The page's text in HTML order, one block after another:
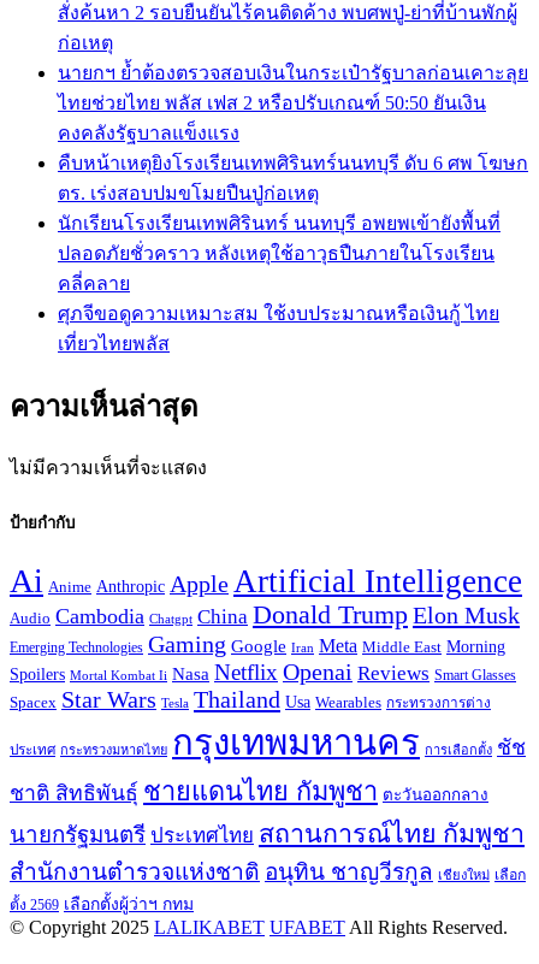
สั่งค้นหา 2 รอบยืนยันไร้คนติดค้าง พบศพปู่-ย่าที่บ้านพักผู้
ก่อเหตุ
นายกฯ ย้ำต้องตรวจสอบเงินในกระเป๋ารัฐบาลก่อนเคาะลุย
ไทยช่วยไทย พลัส เฟส 2 หรือปรับเกณฑ์ 50:50 ยันเงิน
คงคลังรัฐบาลแข็งแรง
คืบหน้าเหตุยิงโรงเรียนเทพศิรินทร์นนทบุรี ดับ 6 ศพ โฆษก
ตร. เร่งสอบปมขโมยปืนปู่ก่อเหตุ
นักเรียนโรงเรียนเทพศิรินทร์ นนทบุรี อพยพเข้ายังพื้นที่
ปลอดภัยชั่วคราว หลังเหตุใช้อาวุธปืนภายในโรงเรียน
คลี่คลาย
ศุภจีขอดูความเหมาะสม ใช้งบประมาณหรือเงินกู้ ไทย
เที่ยวไทยพลัส
ความเห็นล่าสุด
ไม่มีความเห็นที่จะแสดง
ป้ายกำกับ
Ai Anime Anthropic Apple Artificial Intelligence
Audio Cambodia Chatgpt China Donald TrumpElon Musk
Emerging Technologies Gaming Google Iran Meta Middle East Morning
Spoilers Mortal Kombat Ii Nasa Netflix Openai Reviews Smart Glasses
Spacex Star Wars Tesla Thailand Usa Wearables กระทรวงการต่าง
ประเทศ กระทรวงมหาดไทย กรุงเทพมหานคร การเลือกตั้ง ชัช
ชาติ สิทธิพันธุ์ ชายแดนไทย กัมพูชา ตะวันออกกลาง
นายกรัฐมนตรี ประเทศไทย สถานการณ์ไทย กัมพูชา
สำนักงานตำรวจแห่งชาติ อนุทิน ชาญวีรกูล เชียงใหม่ เลือก
ตั้ง 2569 เลือกตั้งผู้ว่าฯ กทม
© Copyright 2025 LALIKABET UFABET All Rights Reserved.